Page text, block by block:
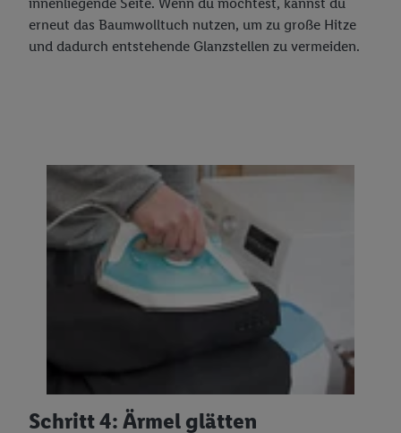
erneut das Baumwolltuch nutzen, um zu große Hitze
und dadurch entstehende Glanzstellen zu vermeiden.
Schritt 4: Ärmel glätten